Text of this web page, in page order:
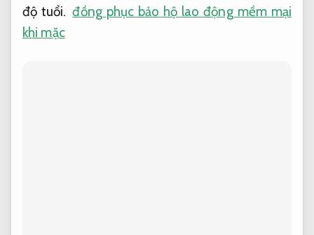
độ tuổi. đồng phục bảo hộ lao động mềm mại
khi mặc